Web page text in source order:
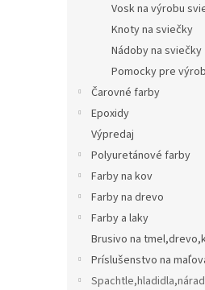
Vosk na výrobu
Knoty na sviečky
Nádoby na sviečky
Pomocky pre
Čarovné farby
Epoxidy
Výpredaj
Polyuretánové farby
Farby na kov
Farby na drevo
Farby a laky
Brusivo na
Príslušenstvo na